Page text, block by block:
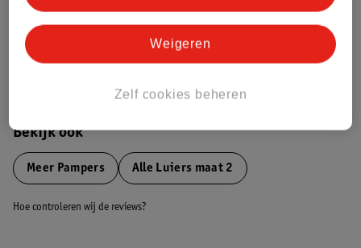
Bekijk ook
Meer Pampers Alle Luiers maat 2
Hoe controleren wij de reviews?
Zelf cookies beheren
Weigeren